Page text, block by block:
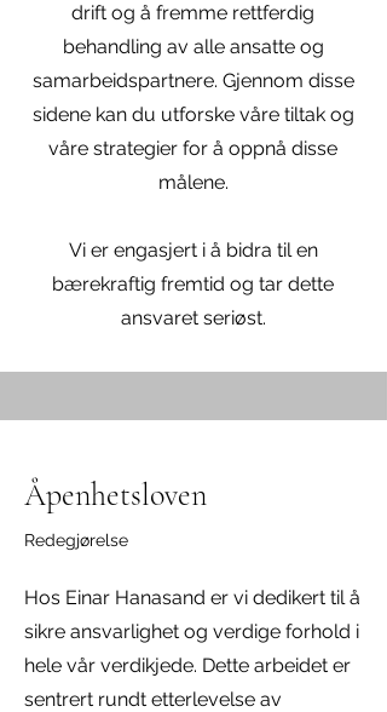
drift og å fremme rettferdig
behandling av alle ansatte og
samarbeidspartnere. Gjennom disse
sidene kan du utforske våre tiltak og
våre strategier for å oppnå disse
målene.
Vi er engasjert i å bidra til en
bærekraftig fremtid og tar dette
ansvaret seriøst.
Åpenhetsloven
Redegjørelse
Hos Einar Hanasand er vi dedikert til å
sikre ansvarlighet og verdige forhold i
hele vår verdikjede. Dette arbeidet er
sentrert rundt etterlevelse av